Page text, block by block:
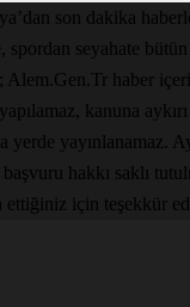
son dakika
spordan seyahate
haber
kanuna
yerde yayınlanamaz.
hakkı saklı
için teşekkür